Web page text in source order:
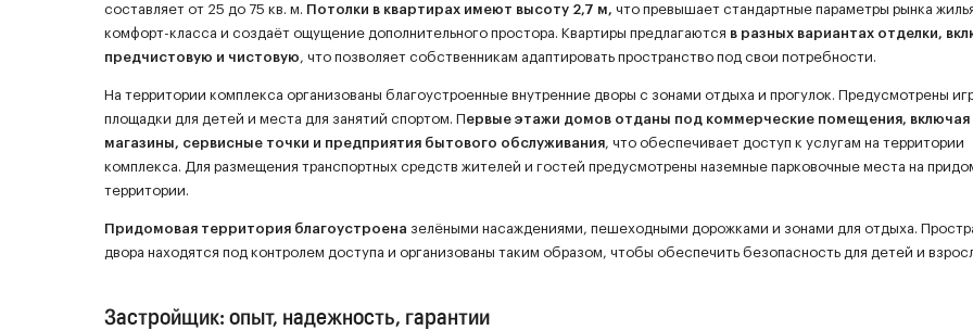
составляет от 25 до 75 кв. м. Потолки в квартирах имеют высоту 2,7 м, что превышает стандартные параметры рынка
комфорт-класса и создаёт ощущение дополнительного простора. Квартиры предлагаются в разных вариантах отделки,
предчистовую и чистовую, что позволяет собственникам адаптировать пространство под свои потребности.
На территории комплекса организованы благоустроенные внутренние дворы с зонами отдыха и прогулок. Предусмотрены
площадки для детей и места для занятий спортом. Первые этажи домов отданы под коммерческие помещения, включая
магазины, сервисные точки и предприятия бытового обслуживания, что обеспечивает доступ к услугам на территории
комплекса. Для размещения транспортных средств жителей и гостей предусмотрены наземные парковочные места на
территории.
Придомовая территория благоустроена зелёными насаждениями, пешеходными дорожками и зонами для отдыха.
двора находятся под контролем доступа и организованы таким образом, чтобы обеспечить безопасность для детей и
Застройщик: опыт, надежность, гарантии